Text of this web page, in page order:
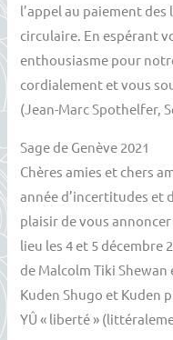
l’appel au paiement
circulaire. En espérant
enthousiasme pour
cordialement et vous
(Jean-Marc Spothelfer,
Sage de Genève 2021
Chères amies et chers
année d’incertitudes et
plaisir de vous
lieu les 4 et 5 décembre
de Malcolm Tiki Shewan
Kuden Shugo et Kuden
YÛ « liberté »